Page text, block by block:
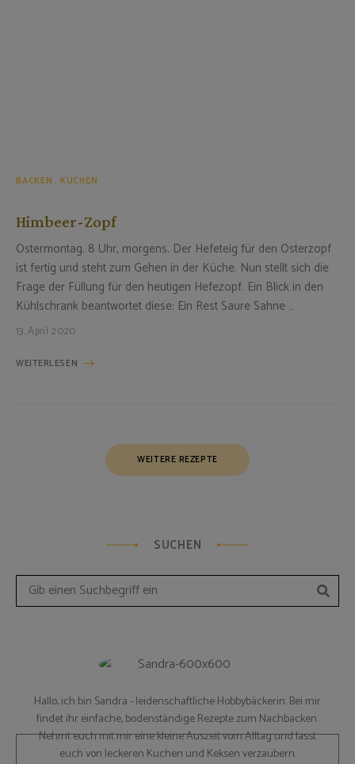
BACKEN KUCHEN
Himbeer-Zopf
Ostermontag. 8 Uhr, morgens. Der Hefeteig für den Osterzopf
ist fertig und steht zum Gehen in der Küche. Nun stellt sich die
Frage der Füllung für den heutigen Hefezopf. Ein Blick in den
Kühlschrank beantwortet diese: Ein Rest Saure Sahne …
13. April 2020
WEITERLESEN
WEITERE REZEPTE
SUCHEN
Search
Hallo, ich bin Sandra - leidenschaftliche Hobbybäckerin. Bei mir
findet ihr einfache, bodenständige Rezepte zum Nachbacken.
Nehmt euch mit mir eine kleine Auszeit vom Alltag und lasst
euch von leckeren Kuchen und Keksen verzaubern.